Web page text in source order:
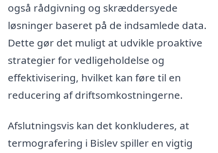
også rådgivning og skræddersyede
løsninger baseret på de indsamlede data.
Dette gør det muligt at udvikle proaktive
strategier for vedligeholdelse og
effektivisering, hvilket kan føre til en
reducering af driftsomkostningerne.
Afslutningsvis kan det konkluderes, at
termografering i Bislev spiller en vigtig